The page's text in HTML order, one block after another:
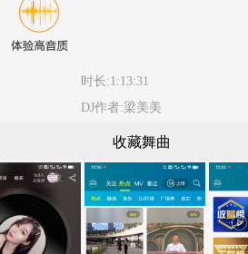
时长:1:13:31
DJ作者:梁美美
收藏舞曲